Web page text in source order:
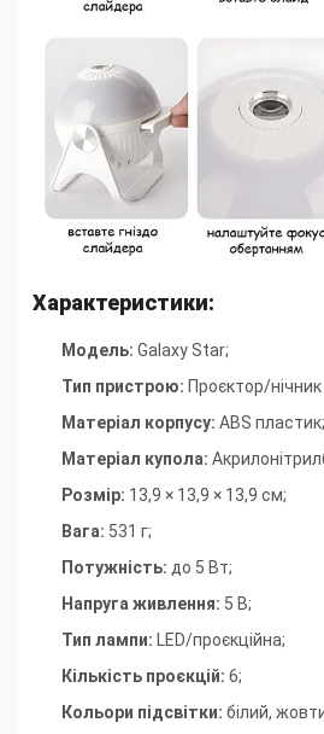
Характеристики:
Модель: Galaxy Star;
Тип пристрою: Проєктор/нічник
Матеріал корпусу: ABS пластик;
Матеріал купола:
Розмір: 13,9 × 13,9 × 13,9 см;
Вага: 531 г;
Потужність: до 5 Вт;
Напруга живлення: 5 В;
Тип лампи: LED/проєкційна;
Кількість проєкцій: 6;
Кольори підсвітки: білий,